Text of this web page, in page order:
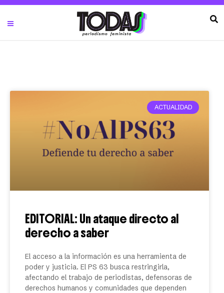
ACTUALIDAD
EDITORIAL: Un ataque directo al
derecho a saber
El acceso a la información es una herramienta de
poder y justicia. El PS 63 busca restringirla,
afectando el trabajo de periodistas, defensoras de
derechos humanos y comunidades que dependen